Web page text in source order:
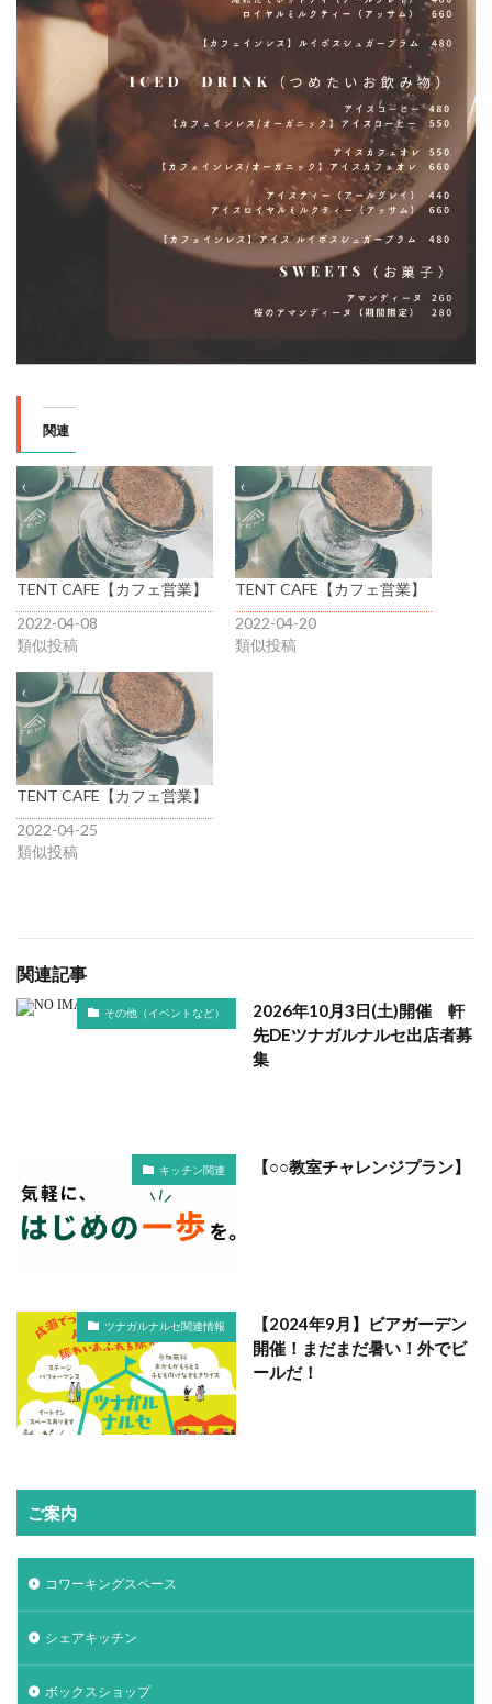
関連
TENT CAFE【カフェ営業】
2022-04-08
類似投稿
TENT CAFE【カフェ営業】
2022-04-20
類似投稿
TENT CAFE【カフェ営業】
2022-04-25
類似投稿
関連記事
その他（イベントなど）
2026年10月3日(土)開催 軒
先DEツナガルナルセ出店者募
集
キッチン関連 【○○教室チャレンジプラン】
ツナガルナルセ関連情報
【2024年9月】ビアガーデン
開催！まだまだ暑い！外でビ
ールだ！
ご案内
コワーキングスペース
シェアキッチン
ボックスショップ